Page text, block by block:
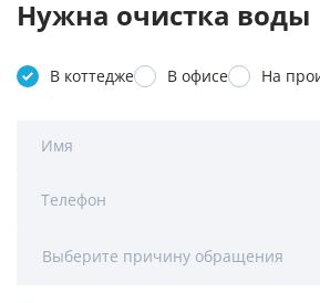
Нужна очистка воды
В коттедже В офисе На
Имя
Телефон
Выберите причину обращения